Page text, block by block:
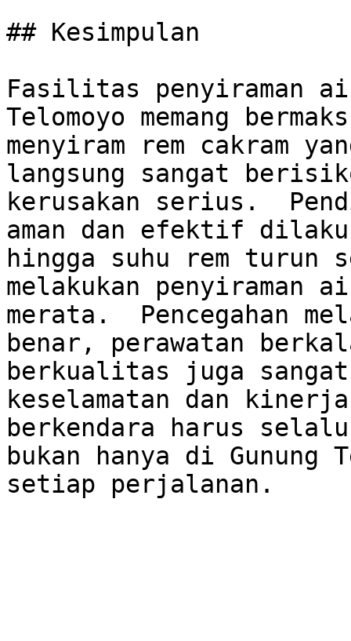
## Kesimpulan
Fasilitas penyiraman
Telomoyo memang
menyiram rem cakram
langsung sangat
kerusakan serius.
aman dan efektif
hingga suhu rem turun
melakukan penyiraman
merata.  Pencegahan
benar, perawatan
berkualitas juga
keselamatan dan
berkendara harus
bukan hanya di